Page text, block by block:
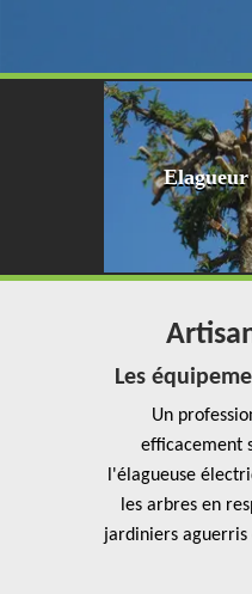
Elagueur
Les
Un
efficacement
l'élagueuse
les arbres en
jardiniers aguerris